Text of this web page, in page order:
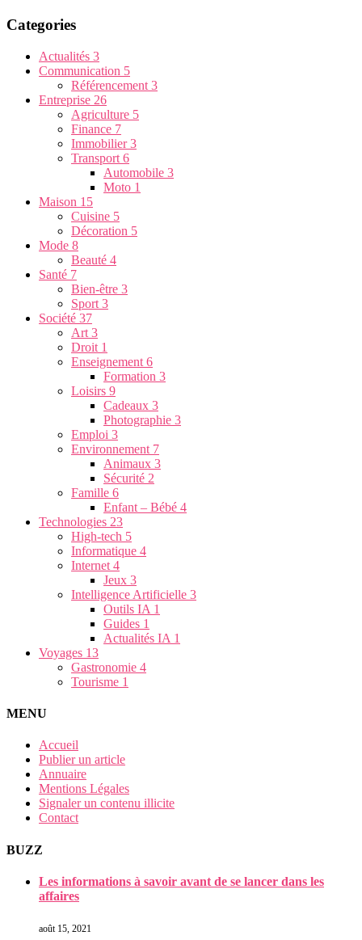
Categories
Actualités 3
Communication 5
Référencement 3
Entreprise 26
Agriculture 5
Finance 7
Immobilier3
Transport 6
Automobile 3
Moto 1
Maison 15
Cuisine 5
Décoration 5
Mode 8
Beauté 4
Santé 7
Bien-être 3
Sport 3
Société 37
Art 3
Droit 1
Enseignement 6
Formation 3
Loisirs 9
Cadeaux 3
Photographie 3
Emploi 3
Environnement 7
Animaux 3
Sécurité 2
Famille 6
Enfant – Bébé 4
Technologies 23
High-tech 5
Informatique 4
Internet 4
Jeux 3
Intelligence Artificielle 3
Outils IA 1
Guides 1
Actualités IA 1
Voyages 13
Gastronomie 4
Tourisme 1
MENU
Accueil
Publier un article
Annuaire
Mentions Légales
Signaler un contenu illicite
Contact
BUZZ
Les informations à savoir avant de se lancer dans les
affaires
août 15, 2021